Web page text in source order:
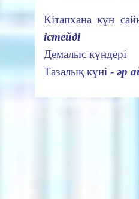
Кітапхана күн
істейді
Демалыс
Тазалық күні - әр